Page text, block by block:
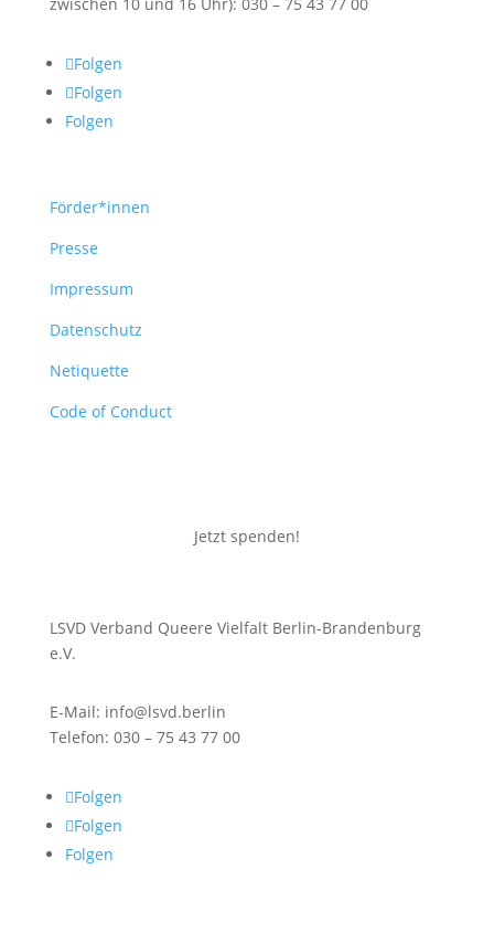
zwischen 10 und 16 Uhr): 030 – 75 43 77 00
Folgen
Folgen
Folgen
Förder*innen
Presse
Impressum
Datenschutz
Netiquette
Code of Conduct
Jetzt spenden!
LSVD Verband Queere Vielfalt Berlin-Brandenburg
e.V.
E-Mail: info@lsvd.berlin
Telefon: 030 – 75 43 77 00
Folgen
Folgen
Folgen